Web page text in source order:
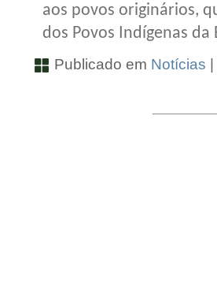
aos povos originários,
dos Povos Indígenas da
Publicado em Notícias